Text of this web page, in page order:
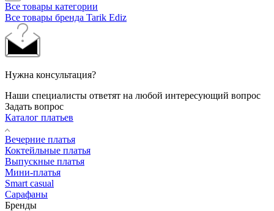
Все товары категории
Все товары бренда Tarik Ediz
Нужна консультация?
Наши специалисты ответят на любой интересующий вопрос
Задать вопрос
Каталог платьев
Вечерние платья
Коктейльные платья
Выпускные платья
Мини-платья
Smart casual
Сарафаны
Бренды